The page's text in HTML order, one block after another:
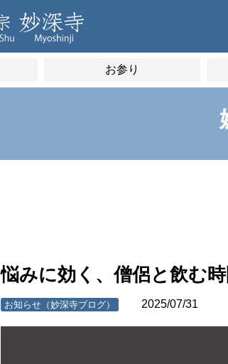
お参り
悩みに効く、僧侶と飲む
お知らせ（妙深寺ブログ） 2025/07/31